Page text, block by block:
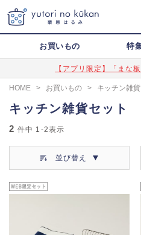
お買いもの 特
【アプリ限定】「まな
HOME > お買いもの > キッチン雑貨
キッチン雑貨セット
2 件中 1-2表示
並び替え